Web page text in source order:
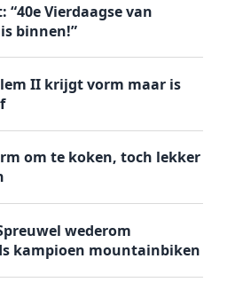
“40e Vierdaagse van
binnen!”
II krijgt vorm maar is
om te koken, toch lekker
wederom
kampioen mountainbiken